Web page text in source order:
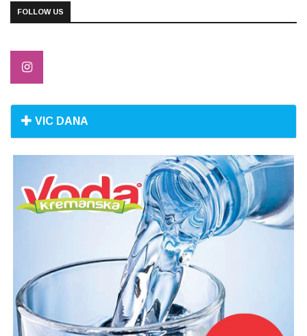
FOLLOW US
VIC DANA